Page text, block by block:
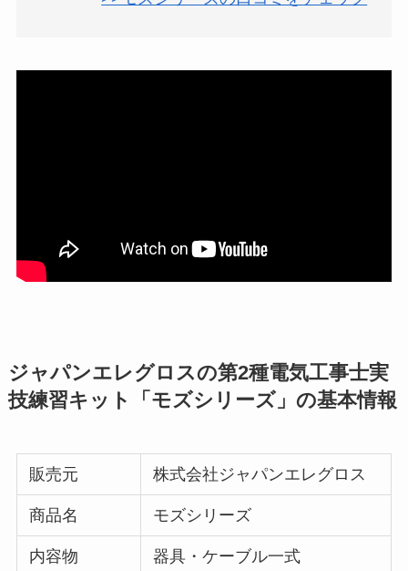
ジャパンエレグロスの第2種電気工事士実
技練習キット「モズシリーズ」の基本情報
販売元 株式会社ジャパンエレグロス
商品名 モズシリーズ
内容物
器具・ケーブル一式